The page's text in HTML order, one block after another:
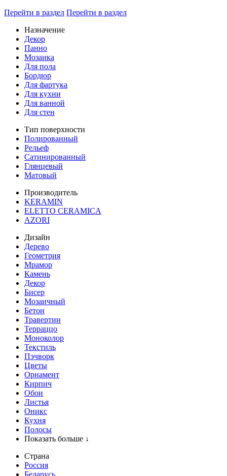
Перейти в раздел Перейти в раздел
Назначение
Декор
Панно
Мозаика
Для пола
Бордюр
Для фартука
Для кухни
Для ванной
Для стен
Тип поверхности
Полированный
Рельеф
Сатинированный
Глянцевый
Матовый
Производитель
KERAMIN
ELETTO CERAMICA
AZORI
Дизайн
Дерево
Геометрия
Мрамор
Камень
Декор
Бисер
Мозаичный
Бетон
Травертин
Терраццо
Моноколор
Текстиль
Пэчворк
Цветы
Орнамент
Кирпич
Обои
Листья
Оникс
Кухня
Полосы
Показать больше ↓
Страна
Россия
Беларусь